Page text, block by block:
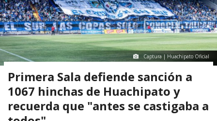
Captura | Huachipato Oficial
Primera Sala defiende sanción a
1067 hinchas de Huachipato y
recuerda que "antes se castigaba a